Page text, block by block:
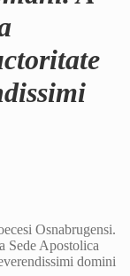
Osnabrugensi.
Sede Apostolica
domini